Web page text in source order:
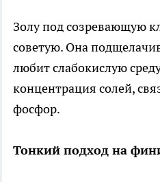
Золу под созревающую
советую. Она
любит слабокислую
концентрация солей,
фосфор.
Тонкий подход на